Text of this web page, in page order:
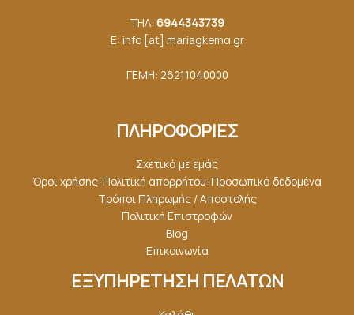
ΤΗΛ: 6944343739
E: info [at] mariagkemα.gr
ΓΕΜΗ: 26211040000
ΠΛΗΡΟΦΟΡΙΕΣ
Σχετικά με εμάς
Όροι χρήσης-Πολιτική απορρήτου-Προσωπικά δεδομένα
Τρόποι Πληρωμής / Αποστολής
Πολιτική Επιστροφών
Blog
Επικοινωνία
ΕΞΥΠΗΡΕΤΗΣΗ ΠΕΛΑΤΩΝ